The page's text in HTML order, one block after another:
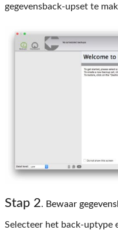
gegevensback-upset te
Stap 2. Bewaar
Selecteer het back-uptype